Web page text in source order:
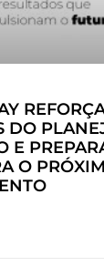
DO
E
O